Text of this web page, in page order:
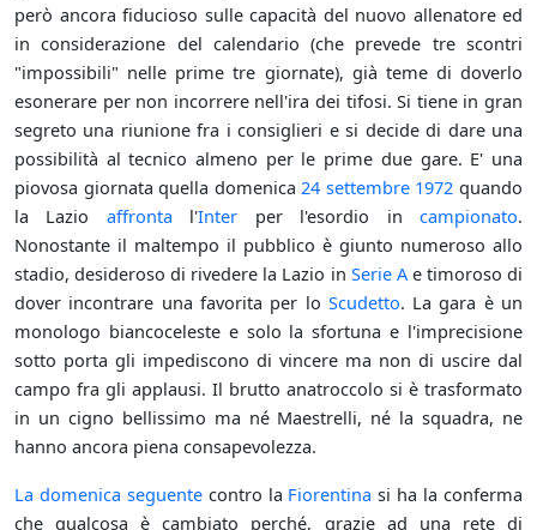
però ancora fiducioso sulle capacità del nuovo allenatore ed
in considerazione del calendario (che prevede tre scontri
"impossibili" nelle prime tre giornate), già teme di doverlo
esonerare per non incorrere nell'ira dei tifosi. Si tiene in gran
segreto una riunione fra i consiglieri e si decide di dare una
possibilità al tecnico almeno per le prime due gare. E' una
piovosa giornata quella domenica 24 settembre 1972 quando
la Lazio affronta l'Inter per l'esordio incampionato.
Nonostante il maltempo il pubblico è giunto numeroso allo
stadio, desideroso di rivedere la Lazio in Serie Ae timoroso di
dover incontrare una favorita per lo Scudetto. La gara è un
monologo biancoceleste e solo la sfortuna e l'imprecisione
sotto porta gli impediscono di vincere ma non di uscire dal
campo fra gli applausi. Il brutto anatroccolo si è trasformato
in un cigno bellissimo ma né Maestrelli, né la squadra, ne
hanno ancora piena consapevolezza.
La domenica seguentecontro la Fiorentina si ha la conferma
che qualcosa è cambiato perché, grazie ad una rete di